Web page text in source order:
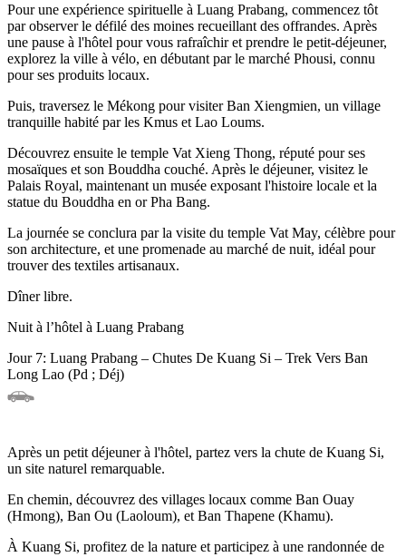
Pour une expérience spirituelle à Luang Prabang, commencez tôt
par observer le défilé des moines recueillant des offrandes. Après
une pause à l'hôtel pour vous rafraîchir et prendre le petit-déjeuner,
explorez la ville à vélo, en débutant par le marché Phousi, connu
pour ses produits locaux.
Puis, traversez le Mékong pour visiter Ban Xiengmien, un village
tranquille habité par les Kmus et Lao Loums.
Découvrez ensuite le temple Vat Xieng Thong, réputé pour ses
mosaïques et son Bouddha couché. Après le déjeuner, visitez le
Palais Royal, maintenant un musée exposant l'histoire locale et la
statue du Bouddha en or Pha Bang.
La journée se conclura par la visite du temple Vat May, célèbre pour
son architecture, et une promenade au marché de nuit, idéal pour
trouver des textiles artisanaux.
Dîner libre.
Nuit à l’hôtel à Luang Prabang
Jour 7: Luang Prabang – Chutes De Kuang Si – Trek Vers Ban
Long Lao (Pd ; Déj)
Après un petit déjeuner à l'hôtel, partez vers la chute de Kuang Si,
un site naturel remarquable.
En chemin, découvrez des villages locaux comme Ban Ouay
(Hmong), Ban Ou (Laoloum), et Ban Thapene (Khamu).
À Kuang Si, profitez de la nature et participez à une randonnée de